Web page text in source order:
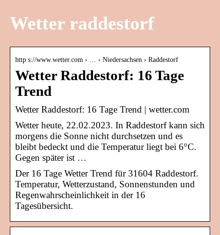
Wetter raddestorf
http s://www.wetter.com › … › Niedersachsen › Raddestorf
Wetter Raddestorf: 16 Tage
Trend
Wetter Raddestorf: 16 Tage Trend | wetter.com
Wetter heute, 22.02.2023. In Raddestorf kann sich
morgens die Sonne nicht durchsetzen und es
bleibt bedeckt und die Temperatur liegt bei 6°C.
Gegen später ist …
Der 16 Tage Wetter Trend für 31604 Raddestorf.
Temperatur, Wetterzustand, Sonnenstunden und
Regenwahrscheinlichkeit in der 16
Tagesübersicht.